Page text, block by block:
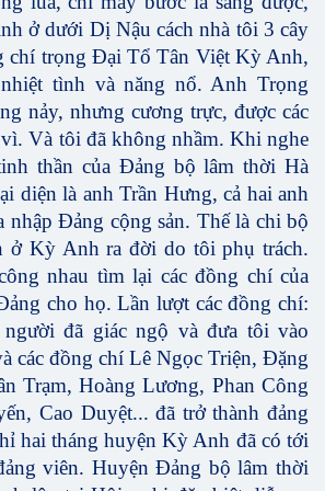
ở dưới Dị Nậu cách nhà tôi 3 cây
chí trọng Đại Tổ Tân Việt Kỳ Anh,
tình và năng nổ. Anh Trọng
nảy, nhưng cương trực, được các
Và tôi đã không nhầm. Khi nghe
thần của Đảng bộ lâm thời Hà
diện là anh Trần Hưng, cả hai anh
nhập Đảng cộng sản. Thế là chi bộ
ở Kỳ Anh ra đời do tôi phụ trách.
nhau tìm lại các đồng chí của
cho họ. Lần lượt các đồng chí:
đã giác ngộ và đưa tôi vào
các đồng chí Lê Ngọc Triện, Đặng
Trạm, Hoàng Lương, Phan Công
Cao Duyệt... đã trở thành đảng
hai tháng huyện Kỳ Anh đã có tới
viên. Huyện Đảng bộ lâm thời